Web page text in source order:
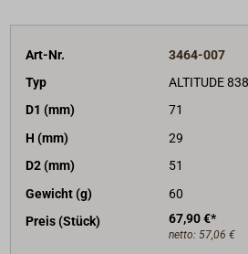
Art-Nr.
3464-007
Typ
ALTITUDE
D1 (mm)
71
H (mm)
29
D2 (mm)
51
Gewicht (g)
60
Preis (Stück)
67,90 €*
netto: 57,06 €